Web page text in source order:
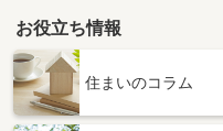
お役立ち情報
住まいのコラム